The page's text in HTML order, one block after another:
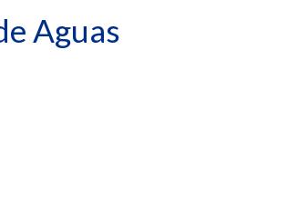
Aguas